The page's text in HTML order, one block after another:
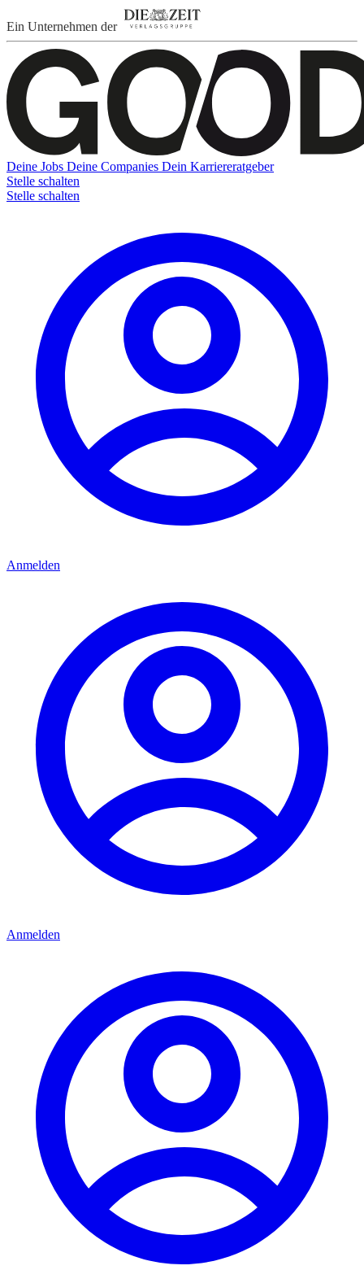
Ein Unternehmen der
Deine Jobs Deine Companies Dein Karriereratgeber
Stelle schalten
Stelle schalten
Anmelden
Anmelden